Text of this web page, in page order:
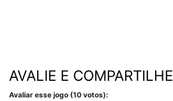
AVALIE E COMPARTILHE
Avaliar esse jogo (10 votos):